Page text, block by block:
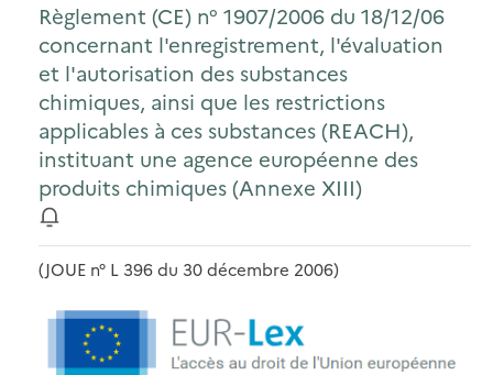
Règlement (CE) n° 1907/2006 du 18/12/06
concernant l'enregistrement, l'évaluation
et l'autorisation des substances
chimiques, ainsi que les restrictions
applicables à ces substances (REACH),
instituant une agence européenne des
produits chimiques (Annexe XIII)
(JOUE n° L 396 du 30 décembre 2006)